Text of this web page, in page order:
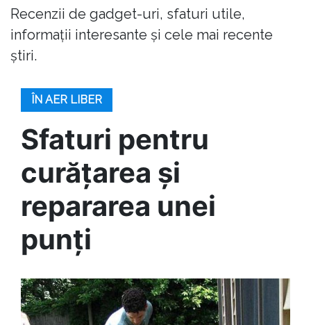
Recenzii de gadget-uri, sfaturi utile,
informații interesante și cele mai recente
știri.
ÎN AER LIBER
Sfaturi pentru
curățarea și
repararea unei
punți